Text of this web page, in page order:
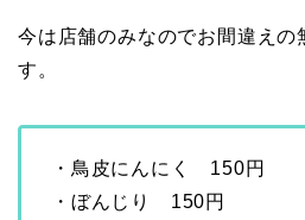
今は店舗のみなのでお間違えの
す。
・鳥皮にんにく 150円
・ぼんじり 150円